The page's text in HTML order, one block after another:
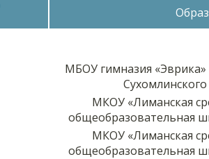
МБОУ гимназия
Сухомлинского
МКОУ «Лиманская
общеобразовательная
МКОУ «Лиманская
общеобразовательная